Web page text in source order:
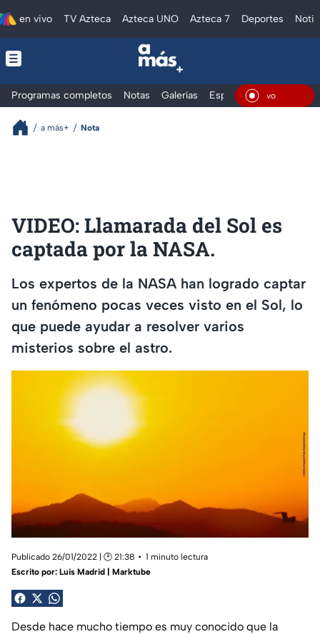
en vivo TV Azteca Azteca UNO Azteca 7 Deportes
Programas completos Notas Galerías Especiales
En Vivo
a más+ Nota
VIDEO: Llamarada del Sol es
captada por la NASA.
Los expertos de la NASA han logrado captar
un fenómeno pocas veces visto en el Sol, lo
que puede ayudar a resolver varios
misterios sobre el astro.
Publicado 26/01/2022 | 🕑 21:38
1 minuto lectura
Escrito por: Luis Madrid | Marktube
Desde hace mucho tiempo es muy conocido que la